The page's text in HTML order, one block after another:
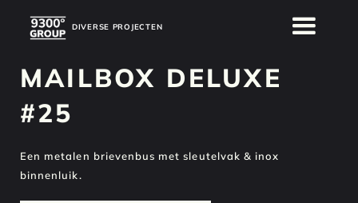
DIVERSE PROJECTEN
DIVERSE PROJECTEN
MAILBOX DELUXE
#25
Een metalen brievenbus met sleutelvak & inox
binnenluik.